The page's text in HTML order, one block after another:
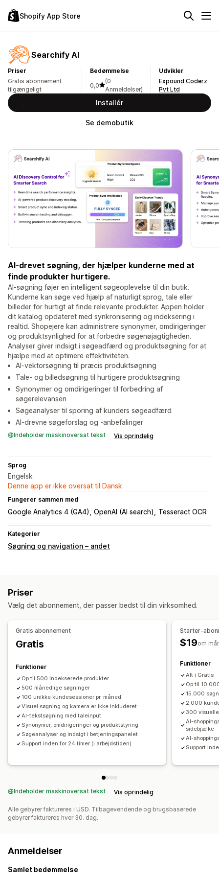
Shopify App Store
Searchify AI
Priser
Gratis abonnement
tilgængeligt
Bedømmelse
0,0
(0
Anmeldelser)
Udvikler
Expound Coderz
Pvt Ltd
Installér
Se demobutik
AI-drevet søgning, der hjælper kunderne med at
finde produkter hurtigere.
AI-søgning føjer en intelligent søgeoplevelse til din butik.
Kunderne kan søge ved hjælp af naturligt sprog, tale eller
billeder for hurtigt at finde relevante produkter. Appen holder
dit katalog opdateret med synkronisering og indeksering i
realtid. Shopejere kan administrere synonymer, omdirigeringer
og produktsynlighed for at forbedre søgenøjagtigheden.
Analyser giver indsigt i søgeadfærd og produktsøgning for at
hjælpe med at optimere effektiviteten.
AI-vektorsøgning til præcis produktsøgning
Tale- og billedsøgning til hurtigere produktsøgning
Synonymer og omdirigeringer til forbedring af
søgerelevansen
Søgeanalyser til sporing af kunders søgeadfærd
AI-drevne søgeforslag og -anbefalinger
Indeholder maskinoversat tekst Vis oprindelig
Sprog
Engelsk
Denne app er ikke oversat til Dansk
Fungerer sammen med
Google Analytics 4 (GA4) OpenAI (AI search) Tesseract OCR
Kategorier
Søgning og navigation – andet
Priser
Vælg det abonnement, der passer bedst til din virksomhed.
Gratis abonnement
Gratis
Funktioner
Op til 500 indekserede produkter
500 månedlige søgninger
100 unikke kundesessioner pr. måned
Visuel søgning og kamera er ikke inkluderet
AI-tekstsøgning med taleinput
Synonymer, omdirigeringer og produktstyring
Søgeanalyser og indsigt i betjeningspanelet
Support inden for 24 timer (i arbejdstiden)
Starter-
$19om
Funktioner
Alt i Gratis
Op til
15.000
2.000
300
AI-
sidebjælke
AI-
Support
Indeholder maskinoversat tekst Vis oprindelig
Alle gebyrer faktureres i USD. Tilbagevendende og brugsbaserede
gebyrer faktureres hver 30. dag.
Anmeldelser
Samlet bedømmelse